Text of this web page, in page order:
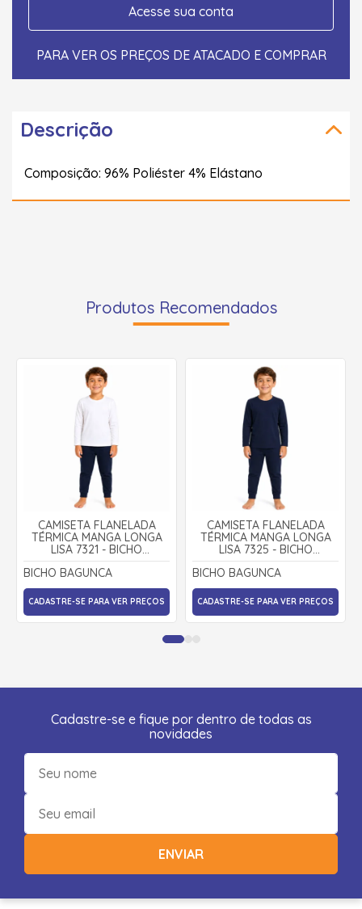
Acesse sua conta
PARA VER OS PREÇOS DE ATACADO E COMPRAR
Descrição
Composição: 96% Poliéster 4% Elástano
Produtos Recomendados
CAMISETA FLANELADA
TÉRMICA MANGA LONGA
LISA 7321 - BICHO
BAGUNÇA
BICHO BAGUNCA
CADASTRE-SE PARA VER PREÇOS
CAMISETA FLANELADA
TÉRMICA MANGA LONGA
LISA 7325 - BICHO
BAGUNÇA
BICHO BAGUNCA
CADASTRE-SE PARA VER PREÇOS
Cadastre-se e fique por dentro de todas as
novidades
ENVIAR